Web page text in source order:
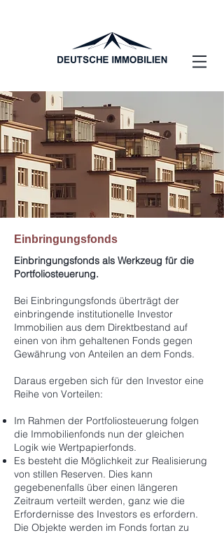
Einbringungsfonds
Einbringungsfonds als Werkzeug für die
Portfoliosteuerung.
Bei Einbringungsfonds überträgt der
einbringende institutionelle Investor
Immobilien aus dem Direktbestand auf
einen von ihm gehaltenen Fonds gegen
Gewährung von Anteilen an dem Fonds.
Daraus ergeben sich für den Investor eine
Reihe von Vorteilen:
Im Rahmen der Portfoliosteuerung folgen
die Immobilienfonds nun der gleichen
Logik wie Wertpapierfonds.
Es besteht die Möglichkeit zur Realisierung
von stillen Reserven. Dies kann
gegebenenfalls über einen längeren
Zeitraum verteilt werden, ganz wie die
Erfordernisse des Investors es erfordern.
Die Objekte werden im Fonds fortan zu